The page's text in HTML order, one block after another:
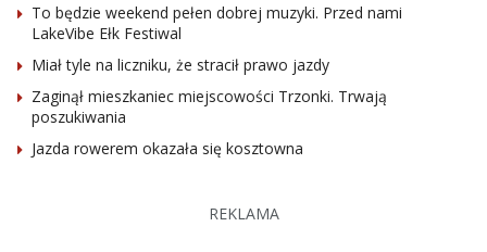
To będzie weekend pełen dobrej muzyki. Przed nami
LakeVibe Ełk Festiwal
Miał tyle na liczniku, że stracił prawo jazdy
Zaginął mieszkaniec miejscowości Trzonki. Trwają
poszukiwania
Jazda rowerem okazała się kosztowna
REKLAMA